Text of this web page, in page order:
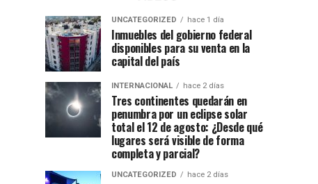
UNCATEGORIZED hace 1 día
Inmuebles del gobierno federal
disponibles para su venta en la
capital del país
INTERNACIONAL hace 2 días
Tres continentes quedarán en
penumbra por un eclipse solar
total el 12 de agosto: ¿Desde qué
lugares será visible de forma
completa y parcial?
UNCATEGORIZED hace 2 días